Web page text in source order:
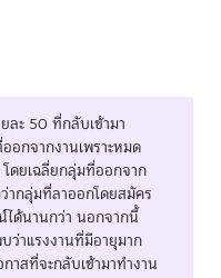
ละ 50 ที่กลับเข้ามา
อกจากงานเพราะหมด
ดยเฉลี่ยกลุ่มที่ออกจาก
ากลุ่มที่ลาออกโดยสมัคร
ได้นานกว่า นอกจากนี้
ว่าแรงงานที่มีอายุมาก
าสที่จะกลับเข้ามาทำงาน